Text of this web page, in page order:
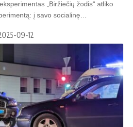
„Biržiečių žodis“ atliko
į savo socialinę…
09-12